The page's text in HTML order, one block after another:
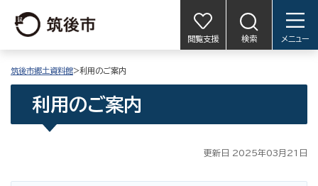
閲覧支援 検索 メニュー
筑後市郷土資料館>利用のご案内
利用のご案内
更新日 2025年03月21日